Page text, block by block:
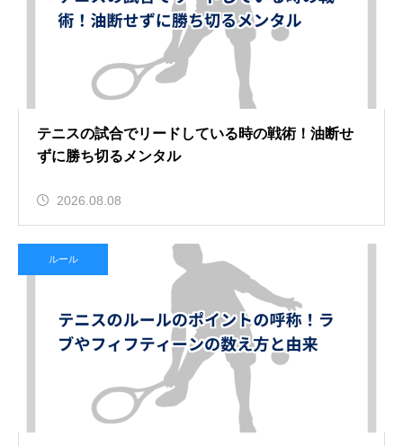
テニスの試合でリードしている時の戦術！油断せ
ずに勝ち切るメンタル
2026.08.08
ルール